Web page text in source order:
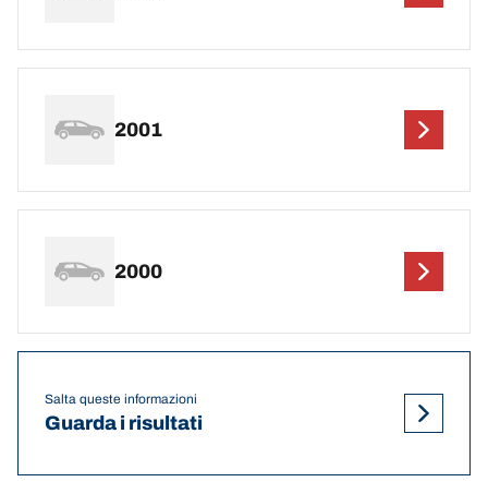
2001
2000
Salta queste informazioni
Guarda i risultati